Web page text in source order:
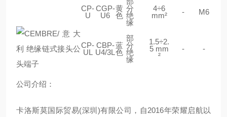
CP-
U
CGP-
U6
黄
色
分
绝
缘
4÷6
mm²
- M6
CP-
UL
CBP-
U4/3L
蓝
色
部
分
绝
缘
1.5÷2.
5 mm
²
- -
公司介绍：
卡洛斯莫国际贸易(深圳)有限公司，自2016年荣耀启航以